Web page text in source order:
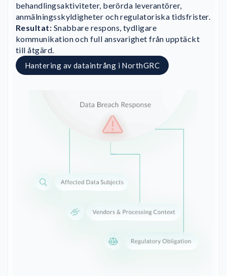
behandlingsaktiviteter, berörda leverantörer,
anmälningsskyldigheter och regulatoriska tidsfrister.
Resultat: Snabbare respons, tydligare
kommunikation och full ansvarighet från upptäckt
till åtgärd.
Hantering av dataintrång i NorthGRC